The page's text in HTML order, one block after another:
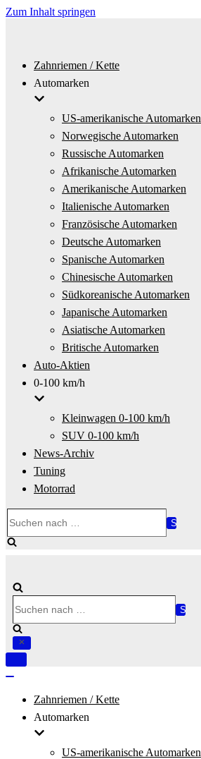
Zum Inhalt springen
Zahnriemen / Kette
Automarken
US-amerikanische Automarken
Norwegische Automarken
Russische Automarken
Afrikanische Automarken
Amerikanische Automarken
Italienische Automarken
Französische Automarken
Deutsche Automarken
Spanische Automarken
Chinesische Automarken
Südkoreanische Automarken
Japanische Automarken
Asiatische Automarken
Britische Automarken
Auto-Aktien
0-100 km/h
Kleinwagen 0-100 km/h
SUV 0-100 km/h
News-Archiv
Tuning
Motorrad
nach …
nach …
Navigation
Zahnriemen / Kette
Automarken
US-amerikanische Automarken